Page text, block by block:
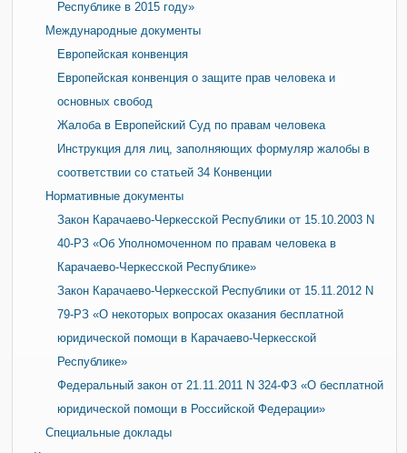
Республике в 2015 году»
Международные документы
Европейская конвенция
Европейская конвенция о защите прав человека и
основных свобод
Жалоба в Европейский Суд по правам человека
Инструкция для лиц, заполняющих формуляр жалобы в
соответствии со статьей 34 Конвенции
Нормативные документы
Закон Карачаево-Черкесской Республики от 15.10.2003 N
40-РЗ «Об Уполномоченном по правам человека в
Карачаево-Черкесской Республике»
Закон Карачаево-Черкесской Республики от 15.11.2012 N
79-РЗ «О некоторых вопросах оказания бесплатной
юридической помощи в Карачаево-Черкесской
Республике»
Федеральный закон от 21.11.2011 N 324-ФЗ «О бесплатной
юридической помощи в Российской Федерации»
Специальные доклады